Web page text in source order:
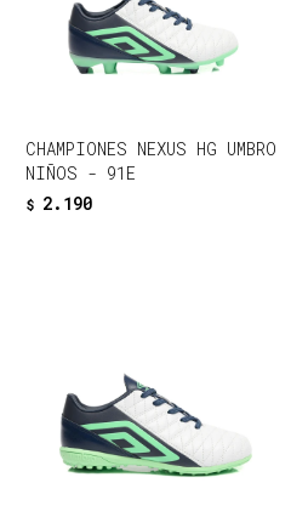
CHAMPIONES NEXUS HG UMBRO
NIÑOS - 91E
$ 2.190